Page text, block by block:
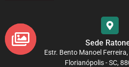
Sede
Estr. Bento Manoel
Florianópolis - SC,